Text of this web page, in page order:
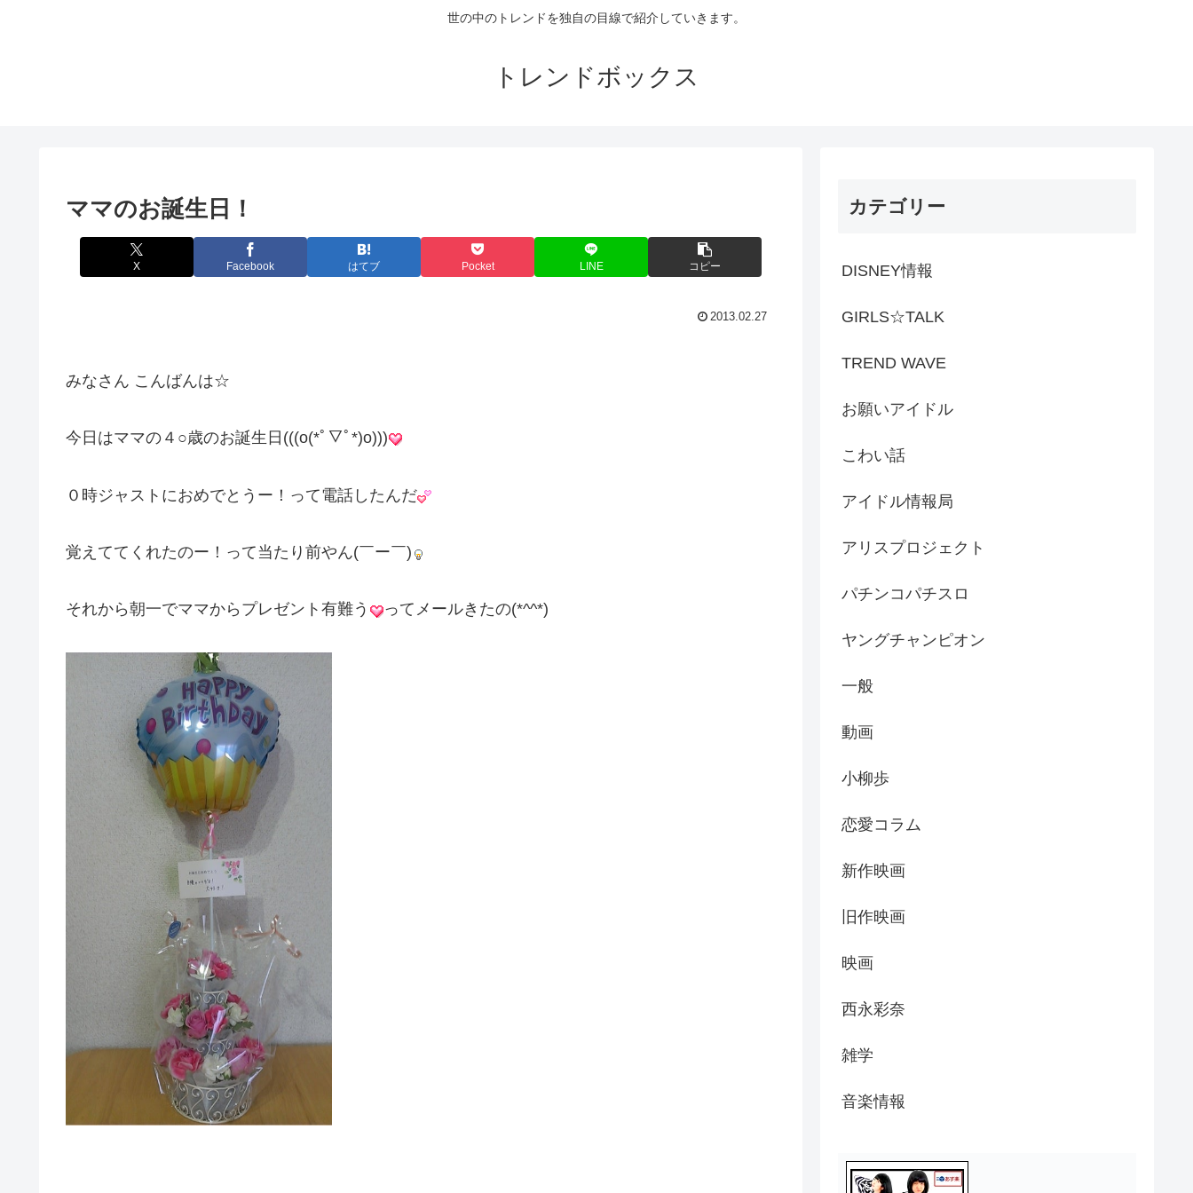
世の中のトレンドを独自の目線で紹介していきます。
トレンドボックス
ママのお誕生日！
X Facebook はてブ Pocket LINE コピー
2013.02.27
みなさん こんばんは☆
今日はママの４○歳のお誕生日(((o(*ﾟ▽ﾟ*)o)))
０時ジャストにおめでとうー！って電話したんだ
覚えててくれたのー！って当たり前やん(￣ー￣)
それから朝一でママからプレゼント有難う ってメールきたの(*^^*)
カテゴリー
DISNEY情報
GIRLS☆TALK
TREND WAVE
お願いアイドル
こわい話
アイドル情報局
アリスプロジェクト
パチンコパチスロ
ヤングチャンピオン
一般
動画
小柳歩
恋愛コラム
新作映画
旧作映画
映画
西永彩奈
雑学
音楽情報